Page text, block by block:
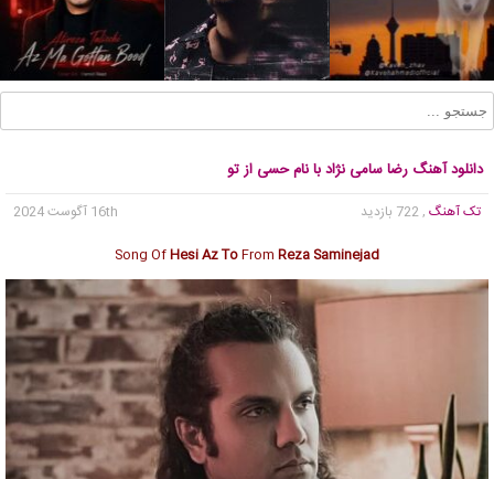
دانلود آهنگ رضا سامی نژاد با نام حسی از تو
تک آهنگ , 722 بازدید
16th آگوست 2024
Song OfHesi Az ToFrom Reza Saminejad